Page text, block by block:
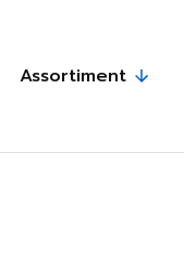
Assortiment